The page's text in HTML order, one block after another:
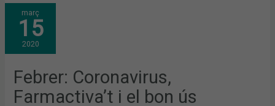
març
15
2020
Febrer: Coronavirus,
Farmactiva’t i el bon ús
FEBRER:
CORONAVIRUS,
FARMACTIVA’T
EL
BON
ÚS
TEMES
MÉS
DESTACATS
ALS
MITJANS